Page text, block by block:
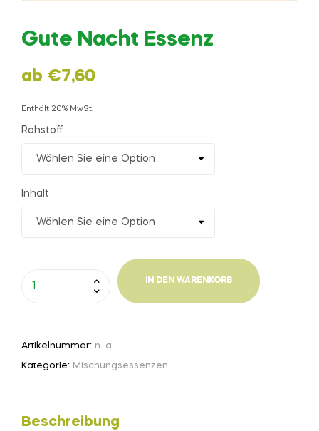
Gute Nacht Essenz
ab €7,60
Enthält 20% MwSt.
Rohstoff
Inhalt
IN DEN WARENKORB
Artikelnummer: n. a.
Kategorie: Mischungsessenzen
Beschreibung